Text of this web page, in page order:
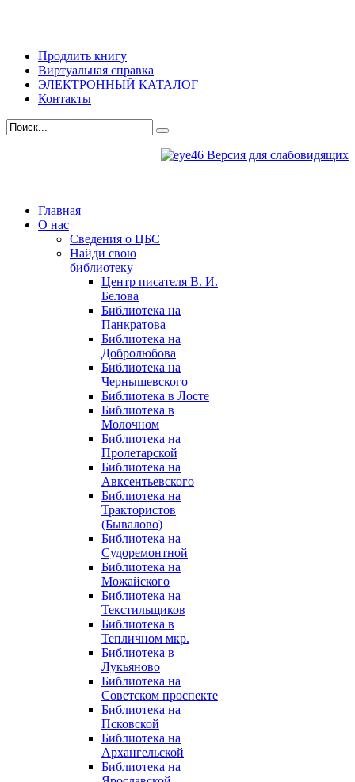
Продлить книгу
Виртуальная справка
ЭЛЕКТРОННЫЙ КАТАЛОГ
Контакты
Версия для слабовидящих
Главная
О нас
Сведения о ЦБС
Найди свою
библиотеку
Центр писателя В. И.
Белова
Библиотека на
Панкратова
Библиотека на
Добролюбова
Библиотека на
Чернышевского
Библиотека в Лосте
Библиотека в
Молочном
Библиотека на
Пролетарской
Библиотека на
Авксентьевского
Библиотека на
Трактористов
(Бывалово)
Библиотека на
Судоремонтной
Библиотека на
Можайского
Библиотека на
Текстильщиков
Библиотека в
Тепличном мкр.
Библиотека в
Лукьяново
Библиотека на
Советском проспекте
Библиотека на
Псковской
Библиотека на
Архангельской
Библиотека на